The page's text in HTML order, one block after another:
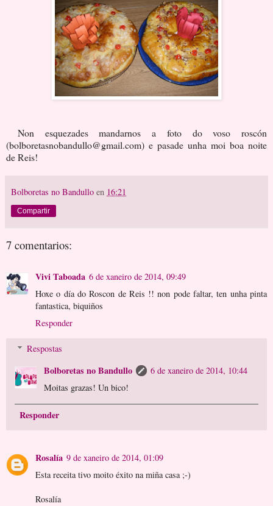
Non esquezades mandarnos a foto do voso roscón
(bolboretasnobandullo@gmail.com) e pasade unha moi boa noite
de Reis!
Bolboretas no Bandullo en 16:21
Compartir
7 comentarios:
Vivi Taboada 6 de xaneiro de 2014, 09:49
Hoxe o día do Roscon de Reis !! non pode faltar, ten unha pinta
fantastica, biquiños
Responder
Respostas
Bolboretas no Bandullo
6 de xaneiro de 2014, 10:44
Moitas grazas! Un bico!
Responder
Rosalía 9 de xaneiro de 2014, 01:09
Esta receita tivo moito éxito na miña casa ;-)
Rosalía